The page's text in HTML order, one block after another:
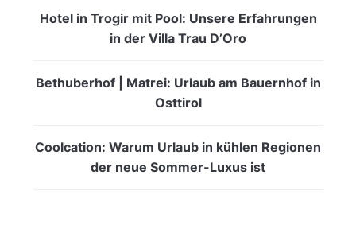
Hotel in Trogir mit Pool: Unsere Erfahrungen
in der Villa Trau D’Oro
Bethuberhof | Matrei: Urlaub am Bauernhof in
Osttirol
Coolcation: Warum Urlaub in kühlen Regionen
der neue Sommer-Luxus ist